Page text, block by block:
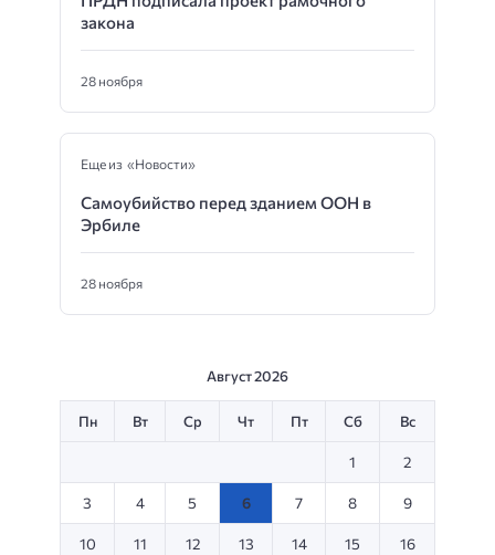
закона
28 ноября
Еще из «Новости»
Самоубийство перед зданием ООН в
Эрбиле
28 ноября
Август 2026
Пн Вт Ср Чт Пт Сб Вс
1 2
3 4 5 6 7 8 9
10 11 12 13 14 15 16